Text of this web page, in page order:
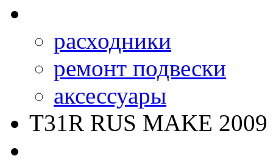
расходники
ремонт подвески
аксессуары
T31R RUS MAKE 2009